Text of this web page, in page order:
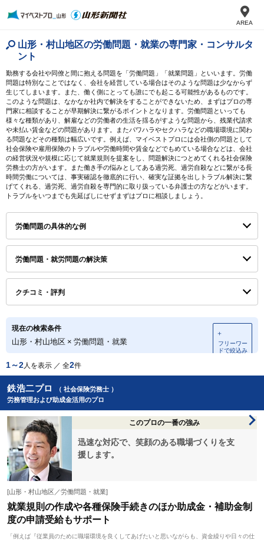
AREA
山形・村山地区の労働問題・就業の専門家・コンサルタ
ント
勤務する会社や同僚と間に抱える問題を「労働問題」「就業問題」といいます。労働
問題は特別なことではなく、会社を経営している場合はそのような問題は少なからず
生じてしまいます。また、働く側にとっても誰にでも起こる可能性があるものです。
このような問題は、なかなか社内で解決をすることができないため、まずはプロの専
門家に相談することが早期解決に繋がるポイントとなります。労働問題といっても
様々な種類があり、解雇などの労働者の生活を揺るがすような問題から、残業代請求
や未払い賃金などの問題があります。またパワハラやセクハラなどの職場環境に関わ
る問題などその種類は幅広いです。例えば、マイベストプロには会社側の問題として
社会保険や雇用保険のトラブルや労働時間や賃金などでもめている場合などは、会社
の経営状況や規模に応じて就業規則を提案をし、問題解決につとめてくれる社会保険
労務士の方がいます。また働き手の悩みとしてある過労死、過労自殺などに繋がる長
時間労働については、事実確認を徹底的に行い、確実な証拠を出しトラブル解決に繋
げてくれる、過労死、過労自殺を専門的に取り扱っている弁護士の方などがいます。
トラブルをいつまでも先延ばしにせずまずはプロに相談しましょう。
労働問題の具体的な例
労働問題・就労問題の解決策
クチコミ・評判
現在の検索条件
山形・村山地区 × 労働問題・就業
＋
フリーワー
ドで絞込み
1～2人を表示 ／ 全2件
鉄浩二プロ
（ 社会保険労務士 ）
労務管理および助成金活用のプロ
このプロの一番の強み
迅速な対応で、笑顔のある職場づくりを支
援します。
[山形・村山地区／労働問題・就業]
就業規則の作成や各種保険手続きのほか助成金・補助金制
度の申請受給もサポート
「例えば『従業員のために職場環境を良くしてあげたいと思いながらも、資金繰りや日々の仕